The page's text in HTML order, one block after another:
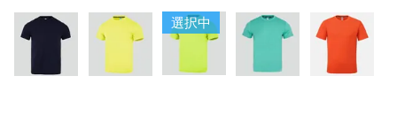
選択中